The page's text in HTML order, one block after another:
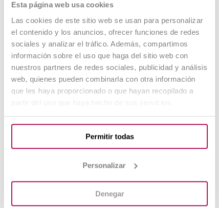
Esta página web usa cookies
Las cookies de este sitio web se usan para personalizar
el contenido y los anuncios, ofrecer funciones de redes
sociales y analizar el tráfico. Además, compartimos
información sobre el uso que haga del sitio web con
nuestros partners de redes sociales, publicidad y análisis
web, quienes pueden combinarla con otra información
que les haya proporcionado o que hayan recopilado a
Permitir todas
Personalizar
Denegar
incrementabastante.
Comparativa salarial con
otros puestos administrativos
en el sector público
Sabercuantocobra un administrativo de la
compararlo con otros trabajos similares
dentro del sector público. Así puedes ver las
Diferencias salariales con
administrativos de otras áreas